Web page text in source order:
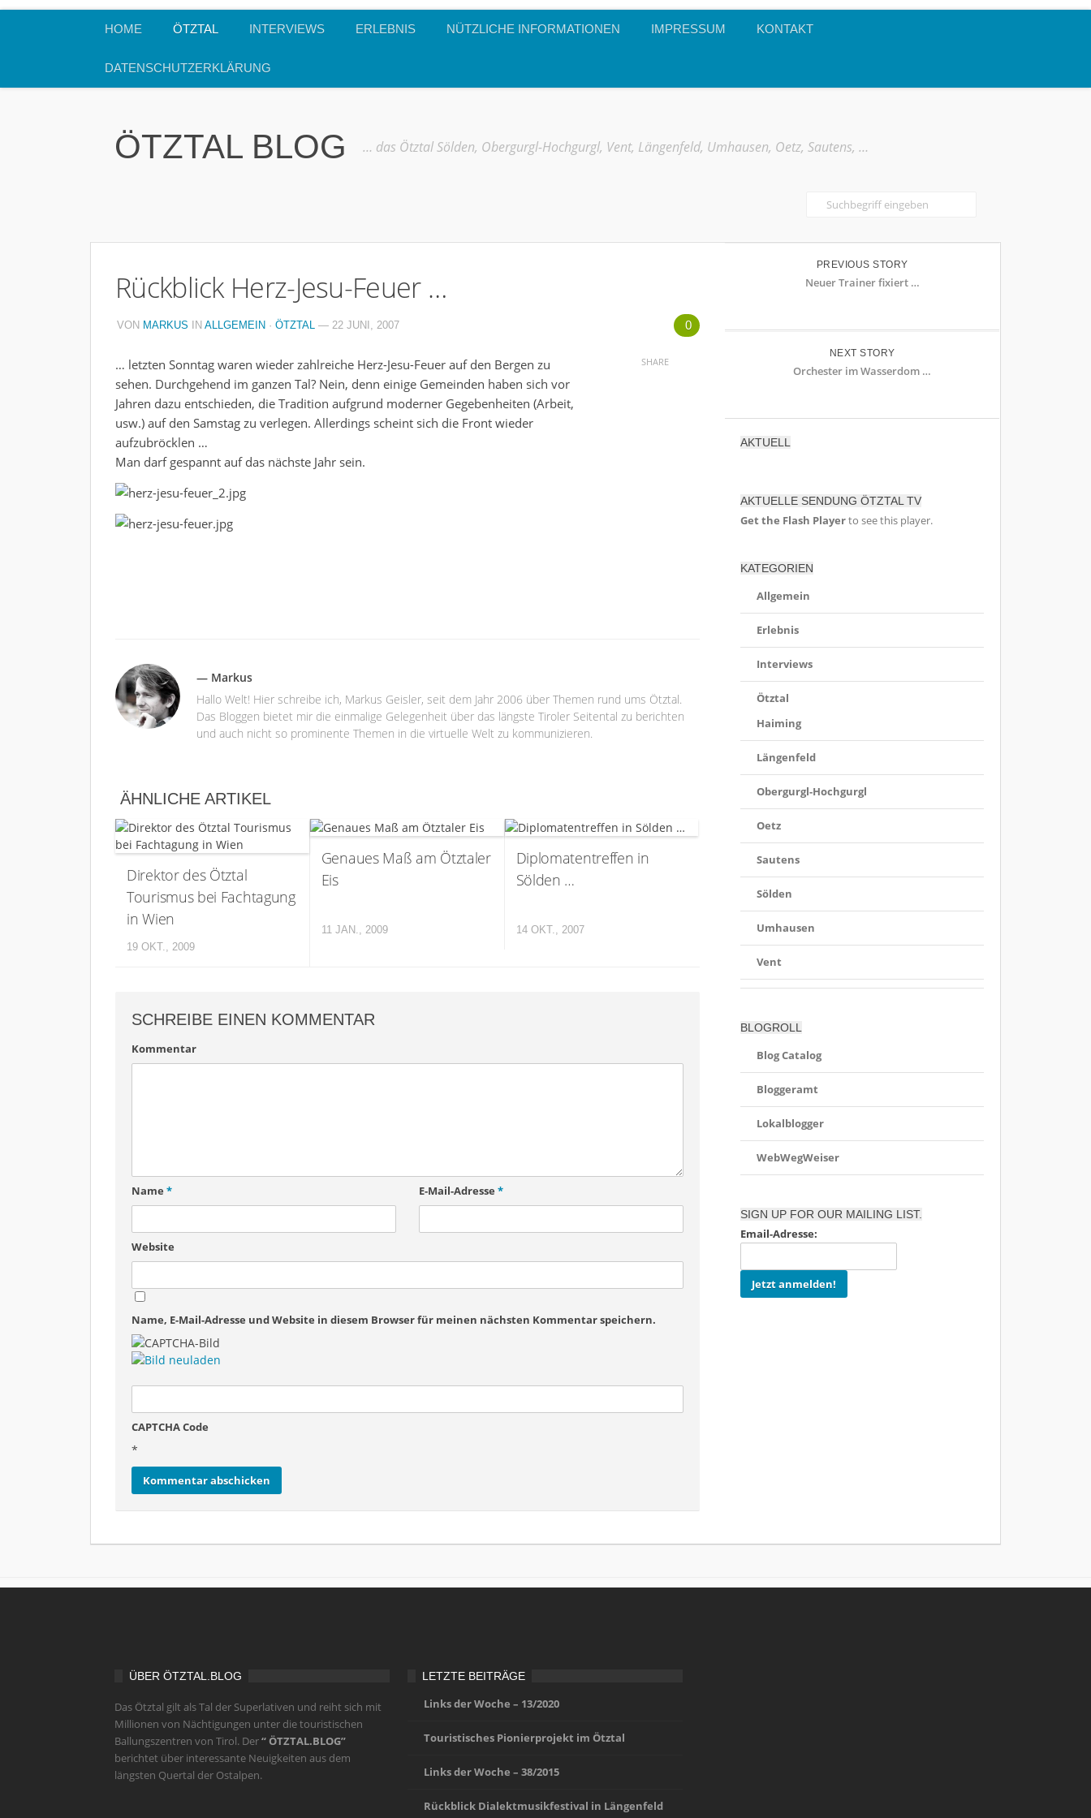
HOME ÖTZTAL INTERVIEWS ERLEBNIS NÜTZLICHE INFORMATIONEN IMPRESSUM KONTAKT
DATENSCHUTZERKLÄRUNG
ÖTZTAL BLOG … das Ötztal Sölden, Obergurgl-Hochgurgl, Vent, Längenfeld, Umhausen, Oetz, Sautens, …
Rückblick Herz-Jesu-Feuer …
0
VON MARKUS IN ALLGEMEIN · ÖTZTAL — 22 JUNI, 2007
… letzten Sonntag waren wieder zahlreiche Herz-Jesu-Feuer auf den Bergen zu
sehen. Durchgehend im ganzen Tal? Nein, denn einige Gemeinden haben sich vor
Jahren dazu entschieden, die Tradition aufgrund moderner Gegebenheiten (Arbeit,
usw.) auf den Samstag zu verlegen. Allerdings scheint sich die Front wieder
aufzubröcklen …
Man darf gespannt auf das nächste Jahr sein.
SHARE
— Markus
Hallo Welt! Hier schreibe ich, Markus Geisler, seit dem Jahr 2006 über Themen rund ums Ötztal.
Das Bloggen bietet mir die einmalige Gelegenheit über das längste Tiroler Seitental zu berichten
und auch nicht so prominente Themen in die virtuelle Welt zu kommunizieren.
ÄHNLICHE ARTIKEL
Direktor des Ötztal
Tourismus bei Fachtagung
in Wien
19 OKT., 2009
Genaues Maß am Ötztaler
Eis
11 JAN., 2009
Diplomatentreffen in
Sölden …
14 OKT., 2007
SCHREIBE EINEN KOMMENTAR
Kommentar
Name * E-Mail-Adresse *
Website
Name, E-Mail-Adresse und Website in diesem Browser für meinen nächsten Kommentar speichern.
CAPTCHA Code
*
PREVIOUS STORY
Neuer Trainer fixiert …
NEXT STORY
Orchester im Wasserdom …
AKTUELL
AKTUELLE SENDUNG ÖTZTAL TV
Get the Flash Playerto see this player.
KATEGORIEN
Allgemein
Erlebnis
Interviews
Ötztal
Haiming
Längenfeld
Obergurgl-Hochgurgl
Oetz
Sautens
Sölden
Umhausen
Vent
BLOGROLL
Blog Catalog
Bloggeramt
Lokalblogger
WebWegWeiser
SIGN UP FOR OUR MAILING LIST.
Email-Adresse:
ÜBER ÖTZTAL.BLOG
Das Ötztal gilt als Tal der Superlativen und reiht sich mit
Millionen von Nächtigungen unter die touristischen
Ballungszentren von Tirol. Der“ ÖTZTAL.BLOG”
berichtet über interessante Neuigkeiten aus dem
längsten Quertal der Ostalpen.
LETZTE BEITRÄGE
Links der Woche – 13/2020
Touristisches Pionierprojekt im Ötztal
Links der Woche – 38/2015
Rückblick Dialektmusikfestival in Längenfeld